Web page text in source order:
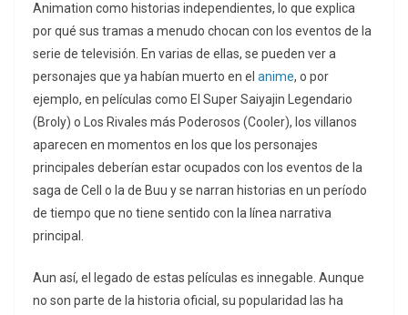
Animation como historias independientes, lo que explica
por qué sus tramas a menudo chocan con los eventos de la
serie de televisión. En varias de ellas, se pueden ver a
personajes que ya habían muerto en el anime, o por
ejemplo, en películas como El Super Saiyajin Legendario
(Broly) o Los Rivales más Poderosos (Cooler), los villanos
aparecen en momentos en los que los personajes
principales deberían estar ocupados con los eventos de la
saga de Cell o la de Buu y se narran historias en un período
de tiempo que no tiene sentido con la línea narrativa
principal.
Aun así, el legado de estas películas es innegable. Aunque
no son parte de la historia oficial, su popularidad las ha